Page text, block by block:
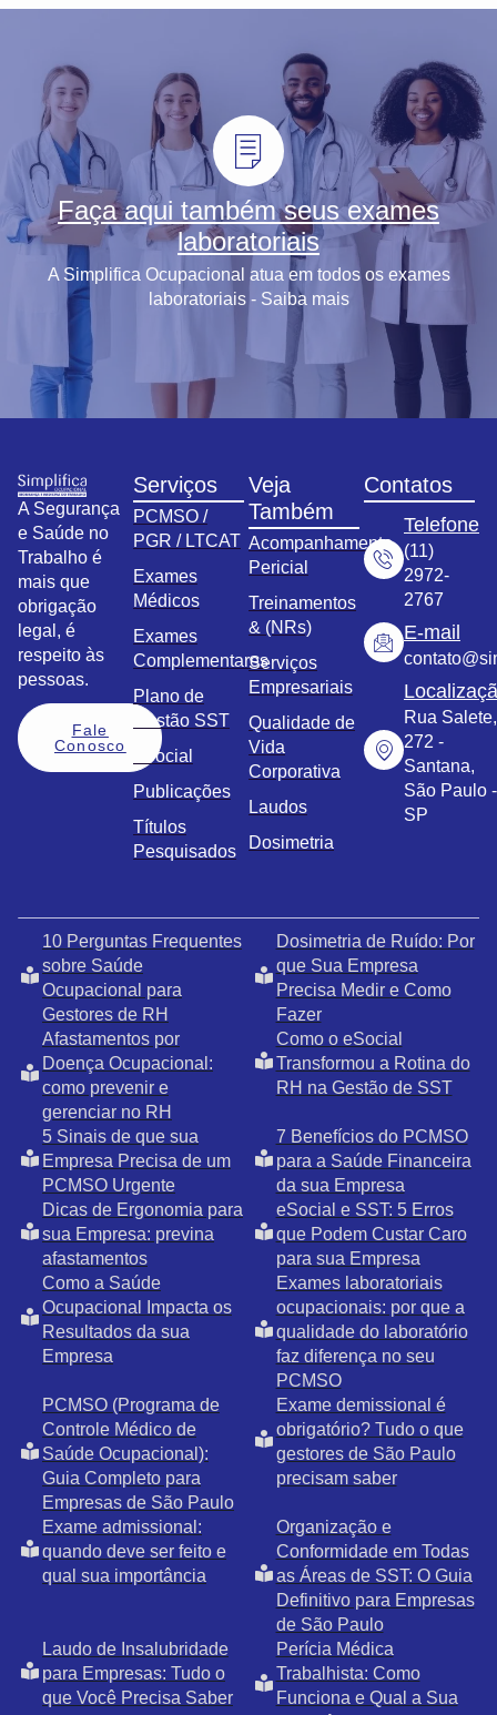
Faça aqui também seus exames
laboratoriais
A Simplifica Ocupacional atua em todos os exames
laboratoriais - Saiba mais
A Segurança
e Saúde no
Trabalho é
mais que
obrigação
legal, é
respeito às
pessoas.
Fale
Conosco
Serviços
PCMSO /
PGR / LTCAT
Exames
Médicos
Exames
Complementares
Plano de
Gestão SST
eSocial
Publicações
Títulos
Pesquisados
Veja
Também
Acompanhamento
Pericial
Treinamentos
& (NRs)
Serviços
Empresariais
Qualidade de
Vida
Corporativa
Laudos
Dosimetria
Contatos
Telefone
(11)
2972-
2767
E-mail
Rua Salete,
272 -
Santana,
São Paulo -
SP
10 Perguntas Frequentes
sobre Saúde
Ocupacional para
Gestores de RH
Dosimetria de Ruído: Por
que Sua Empresa
Precisa Medir e Como
Fazer
Afastamentos por
Doença Ocupacional:
como prevenir e
gerenciar no RH
Como o eSocial
Transformou a Rotina do
RH na Gestão de SST
5 Sinais de que sua
Empresa Precisa de um
PCMSO Urgente
7 Benefícios do PCMSO
para a Saúde Financeira
da sua Empresa
Dicas de Ergonomia para
sua Empresa: previna
afastamentos
eSocial e SST: 5 Erros
que Podem Custar Caro
para sua Empresa
Como a Saúde
Ocupacional Impacta os
Resultados da sua
Empresa
Exames laboratoriais
ocupacionais: por que a
qualidade do laboratório
faz diferença no seu
PCMSO
PCMSO (Programa de
Controle Médico de
Saúde Ocupacional):
Guia Completo para
Empresas de São Paulo
Exame demissional é
obrigatório? Tudo o que
gestores de São Paulo
precisam saber
Exame admissional:
quando deve ser feito e
qual sua importância
Organização e
Conformidade em Todas
as Áreas de SST: O Guia
Definitivo para Empresas
de São Paulo
Laudo de Insalubridade
para Empresas: Tudo o
que Você Precisa Saber
Perícia Médica
Trabalhista: Como
Funciona e Qual a Sua